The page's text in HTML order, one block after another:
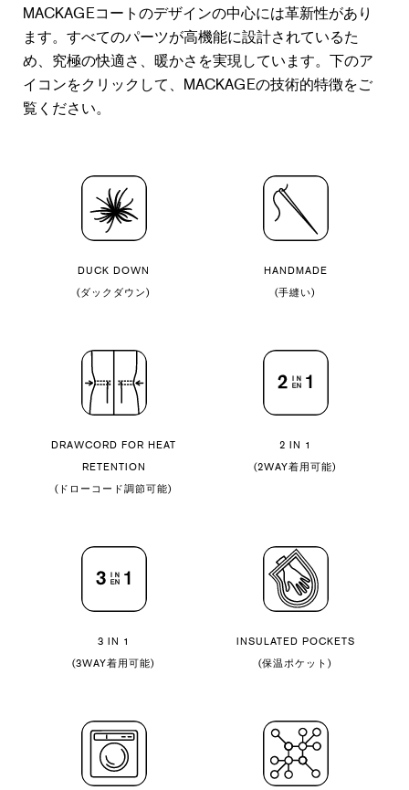
MACKAGEコートのデザインの中心には革新性があり
ます。すべてのパーツが高機能に設計されているた
め、究極の快適さ、暖かさを実現しています。下のア
イコンをクリックして、MACKAGEの技術的特徴をご
覧ください。
DUCK DOWN
(ダックダウン)
HANDMADE
(手縫い)
DRAWCORD FOR HEAT
RETENTION
(ドローコード調節可能)
2 IN 1
(2WAY着用可能)
3 IN 1
(3WAY着用可能)
INSULATED POCKETS
(保温ポケット)